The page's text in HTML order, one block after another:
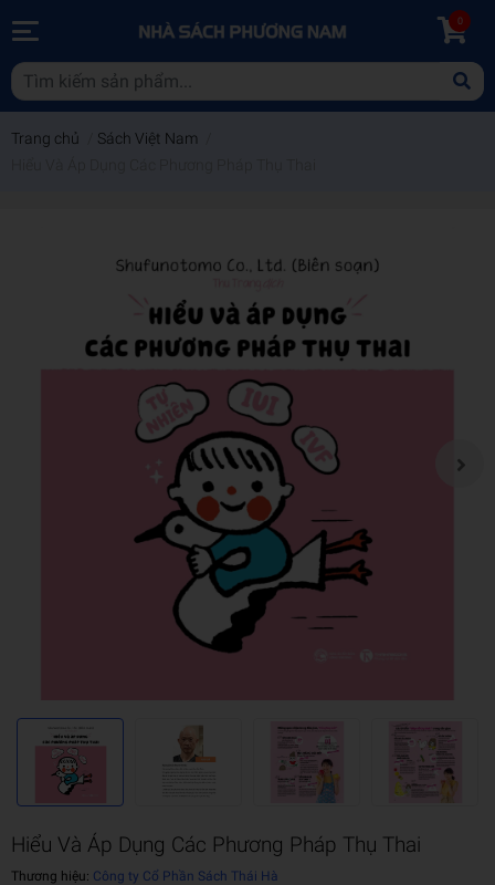
0
Trang chủ Sách Việt Nam
Hiểu Và Áp Dụng Các Phương Pháp Thụ Thai
Thương hiệu: Công ty Cổ Phần Sách Thái Hà